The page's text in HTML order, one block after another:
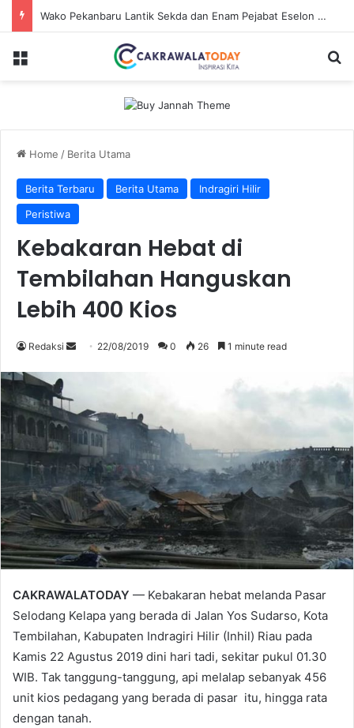
Dirut Jasa Raharja Dampingi Wamenhub Tinjau Penanganan Korban KM Mutiara Sentosa II di RS PHC Surabaya
Menu
Home / Berita Utama
Berita Terbaru Berita Utama
Indragiri Hilir
Peristiwa
Kebakaran Hebat di
Tembilahan Hanguskan
Lebih 400 Kios
Redaksi
Send 22/08/2019 0 26 1 minute read
CAKRAWALATODAY — Kebakaran hebat melanda Pasar
Selodang Kelapa yang berada di Jalan Yos Sudarso, Kota
Tembilahan, Kabupaten Indragiri Hilir (Inhil) Riau pada
Kamis 22 Agustus 2019 dini hari tadi, sekitar pukul 01.30
WIB. Tak tanggung-tanggung, api melalap sebanyak 456
unit kios pedagang yang berada di pasar itu, hingga rata
dengan tanah.